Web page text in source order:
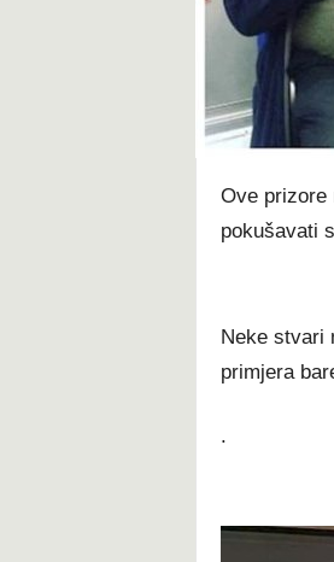
Ove prizore
pokušavati
Neke stvari
primjera
.